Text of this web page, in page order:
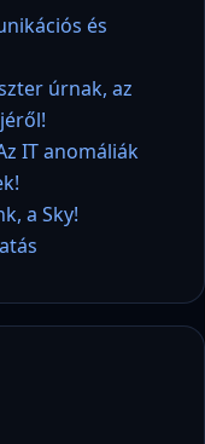
és
úrnak, az
IT anomáliák
a Sky!